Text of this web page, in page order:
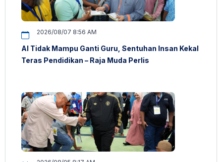
2026/08/07 8:56 AM
AI Tidak Mampu Ganti Guru, Sentuhan Insan Kekal
Teras Pendidikan – Raja Muda Perlis